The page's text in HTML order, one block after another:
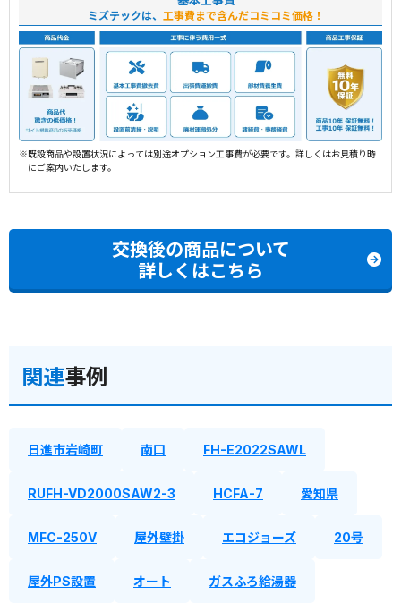
ミズテックは、 工事費まで含んだコミコミ価格！
※既設商品や設置状況によっては別途オプション工事費が必要です。詳しくはお見積り時
にご案内いたします。
交換後の商品について
詳しくはこちら
関連事例
日進市岩崎町 南口 FH-E2022SAWL
RUFH-VD2000SAW2-3 HCFA-7 愛知県
MFC-250V 屋外壁掛 エコジョーズ 20号
屋外PS設置 オート ガスふろ給湯器